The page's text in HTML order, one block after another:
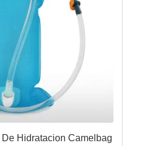
Hidratacion Camelbag